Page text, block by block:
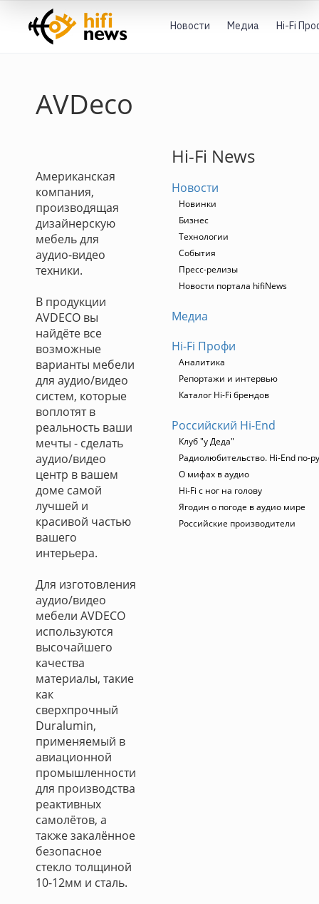
Новости Медиа Hi-Fi
AVDeco
Американская
компания,
производящая
дизайнерскую
мебель для
аудио-видео
техники.
В продукции
AVDECO вы
найдёте все
возможные
варианты мебели
для аудио/видео
систем, которые
воплотят в
реальность ваши
мечты - сделать
аудио/видео
центр в вашем
доме самой
лучшей и
красивой частью
вашего
интерьера.
Для изготовления
аудио/видео
мебели AVDECO
используются
высочайшего
качества
материалы, такие
как
сверхпрочный
Duralumin,
применяемый в
авиационной
промышленности
для производства
реактивных
самолётов, а
также закалённое
безопасное
стекло толщиной
10-12мм и сталь.
Hi-Fi News
Новости
Новинки
Бизнес
Технологии
События
Пресс-релизы
Новости портала hifiNews
Медиа
Hi-Fi Профи
Аналитика
Репортажи и интервью
Каталог Hi-Fi брендов
Российский Hi-End
Клуб "у Деда"
Радиолюбительство. Hi-End по-
О мифах в аудио
Hi-Fi с ног на голову
Ягодин о погоде в аудио мире
Российские производители